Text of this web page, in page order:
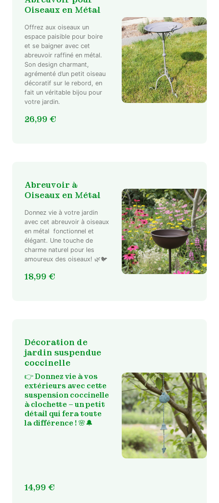
Oiseaux en Métal
Offrez aux oiseaux un
espace paisible pour boire
et se baigner avec cet
abreuvoir raffiné en métal.
Son design charmant,
agrémenté d’un petit oiseau
décoratif sur le rebord, en
fait un véritable bijou pour
votre jardin.
26,99 €
Abreuvoir à
Oiseaux en Métal
Donnez vie à votre jardin
avec cet abreuvoir à oiseaux
en métal fonctionnel et
élégant. Une touche de
charme naturel pour les
amoureux des oiseaux! 🌿🐦
18,99 €
Décoration de
jardin suspendue
coccinelle
👉 Donnez vie à vos
extérieurs avec cette
suspension coccinelle
à clochette – un petit
détail qui fera toute
la différence ! 🌸🔔
14,99 €